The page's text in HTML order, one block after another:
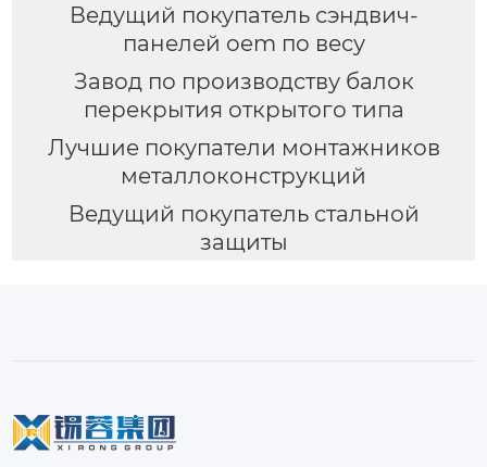
Ведущий покупатель сэндвич-
панелей oem по весу
Завод по производству балок
перекрытия открытого типа
Лучшие покупатели монтажников
металлоконструкций
Ведущий покупатель стальной
защиты